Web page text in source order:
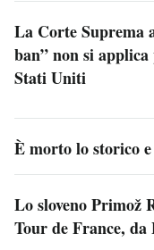
La Corte Suprema
ban” non si
Stati Uniti
È morto lo storico
Lo sloveno Primož
Tour de France,